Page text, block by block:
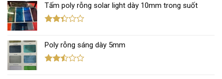
hạng
1.11
5
Tấm poly rỗng solar light dày 10mm trong suốt
hạng
2.36
5 sao
Poly rỗng sáng dày 5mm